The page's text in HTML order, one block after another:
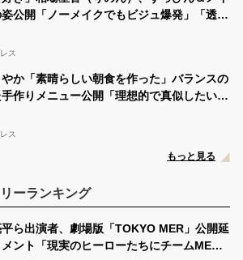
公開「ノーメイクでもビジュ爆発」「透明
ス
か「素晴らしい朝食を作った」バランスの
作りメニュー公開「理想的で真似したい」
ス
もっと見る
ーランキング
ら出演者、劇場版「TOKYO MER」公開延
ント「現実のヒーローたちにチームMER